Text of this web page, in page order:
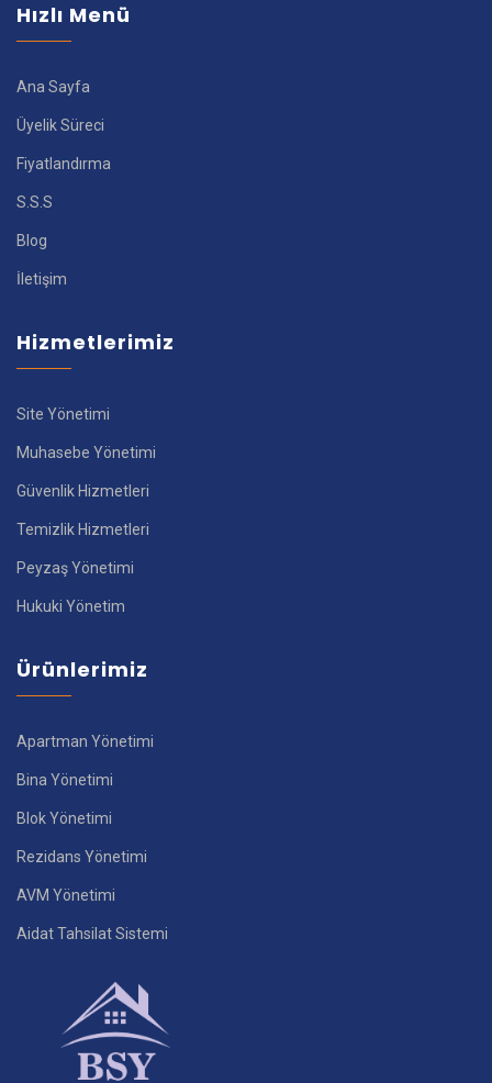
Hızlı Menü
Ana Sayfa
Üyelik Süreci
Fiyatlandırma
S.S.S
Blog
İletişim
Hizmetlerimiz
Site Yönetimi
Muhasebe Yönetimi
Güvenlik Hizmetleri
Temizlik Hizmetleri
Peyzaş Yönetimi
Hukuki Yönetim
Ürünlerimiz
Apartman Yönetimi
Bina Yönetimi
Blok Yönetimi
Rezidans Yönetimi
AVM Yönetimi
Aidat Tahsilat Sistemi